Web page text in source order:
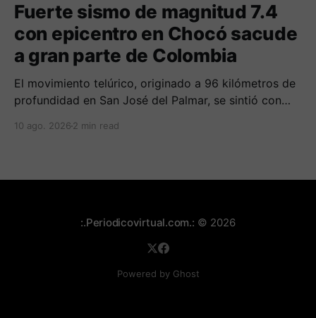
Fuerte sismo de magnitud 7.4
con epicentro en Chocó sacude
a gran parte de Colombia
El movimiento telúrico, originado a 96 kilómetros de
profundidad en San José del Palmar, se sintió con
preliminares de daños en edificaciones.
10 ago. 2026 2 min read
:.Periodicovirtual.com.: © 2026
Powered by Ghost